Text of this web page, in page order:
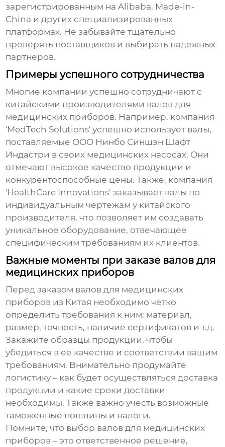
зарегистрированным на Alibaba, Made-in-
China и других специализированных
платформах. Не забывайте тщательно
проверять поставщиков и выбирать надежных
партнеров.
Примеры успешного сотрудничества
Многие компании успешно сотрудничают с
китайскими производителями валов для
медицинских приборов. Например, компания
'MedTech Solutions' успешно использует валы,
поставляемые ООО Нинбо Синшэн Шафт
Индастри в своих медицинских насосах. Они
отмечают высокое качество продукции и
конкурентоспособные цены. Также, компания
'HealthCare Innovations' заказывает валы по
индивидуальным чертежам у китайского
производителя, что позволяет им создавать
уникальное оборудование, отвечающее
специфическим требованиям их клиентов.
Важные моменты при заказе валов для
медицинских приборов
Перед заказом валов для медицинских
приборов из Китая необходимо четко
определить требования к ним: материал,
размер, точность, наличие сертификатов и т.д.
Закажите образцы продукции, чтобы
убедиться в ее качестве и соответствии вашим
требованиям. Внимательно продумайте
логистику – как будет осуществляться доставка
продукции и какие сроки доставки
необходимы. Также важно учесть возможные
таможенные пошлины и налоги.
Помните, что выбор валов для медицинских
приборов – это ответственное решение,